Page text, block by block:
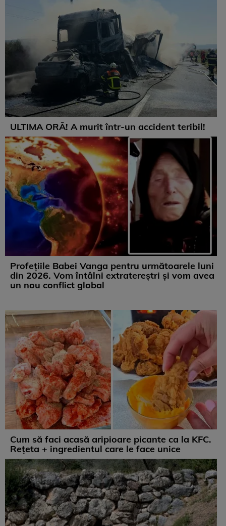
ULTIMA ORĂ! A murit într-un accident teribil!
Profețiile Babei Vanga pentru următoarele luni
din 2026. Vom întâlni extratereștri și vom avea
un nou conflict global
Cum să faci acasă aripioare picante ca la KFC.
Rețeta + ingredientul care le face unice